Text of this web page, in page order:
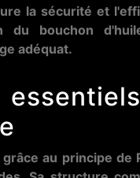
la sécurité et
du bouchon
adéquat.
au principe de